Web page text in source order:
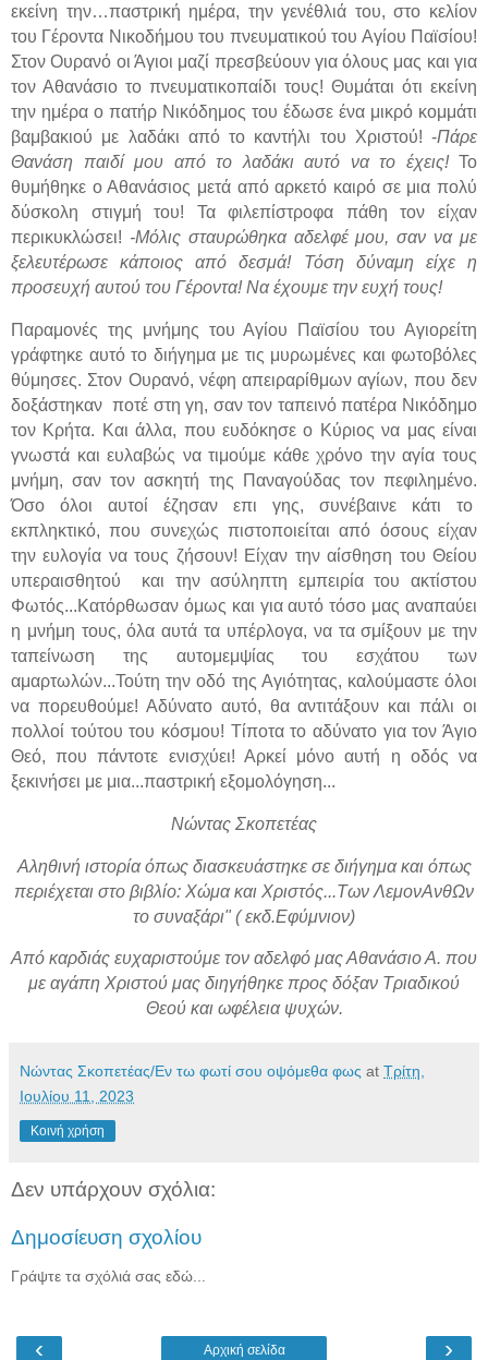
εκείνη την…παστρική ημέρα, την γενέθλιά του, στο κελίον
του Γέροντα Νικοδήμου του πνευματικού του Αγίου Παϊσίου!
Στον Ουρανό οι Άγιοι μαζί πρεσβεύουν για όλους μας και για
τον Αθανάσιο το πνευματικοπαίδι τους! Θυμάται ότι εκείνη
την ημέρα ο πατήρ Νικόδημος του έδωσε ένα μικρό κομμάτι
βαμβακιού με λαδάκι από το καντήλι του Χριστού! -Πάρε
Θανάση παιδί μου από το λαδάκι αυτό να το έχεις! Το
θυμήθηκε ο Αθανάσιος μετά από αρκετό καιρό σε μια πολύ
δύσκολη στιγμή του! Τα φιλεπίστροφα πάθη τον είχαν
περικυκλώσει! -Μόλις σταυρώθηκα αδελφέ μου, σαν να με
ξελευτέρωσε κάποιος από δεσμά! Τόση δύναμη είχε η
προσευχή αυτού του Γέροντα! Να έχουμε την ευχή τους!
Παραμονές της μνήμης του Αγίου Παϊσίου του Αγιορείτη
γράφτηκε αυτό το διήγημα με τις μυρωμένες και φωτοβόλες
θύμησες. Στον Ουρανό, νέφη απειραρίθμων αγίων, που δεν
δοξάστηκαν ποτέ στη γη, σαν τον ταπεινό πατέρα Νικόδημο
τον Κρήτα. Και άλλα, που ευδόκησε ο Κύριος να μας είναι
γνωστά και ευλαβώς να τιμούμε κάθε χρόνο την αγία τους
μνήμη, σαν τον ασκητή της Παναγούδας τον πεφιλημένο.
Όσο όλοι αυτοί έζησαν επι γης, συνέβαινε κάτι το
εκπληκτικό, που συνεχώς πιστοποιείται από όσους είχαν
την ευλογία να τους ζήσουν! Είχαν την αίσθηση του Θείου
υπεραισθητού και την ασύληπτη εμπειρία του ακτίστου
Φωτός...Κατόρθωσαν όμως και για αυτό τόσο μας αναπαύει
η μνήμη τους, όλα αυτά τα υπέρλογα, να τα σμίξουν με την
ταπείνωση της αυτομεμψίας του εσχάτου των
αμαρτωλών...Τούτη την οδό της Αγιότητας, καλούμαστε όλοι
να πορευθούμε! Αδύνατο αυτό, θα αντιτάξουν και πάλι οι
πολλοί τούτου του κόσμου! Τίποτα το αδύνατο για τον Άγιο
Θεό, που πάντοτε ενισχύει! Αρκεί μόνο αυτή η οδός να
ξεκινήσει με μια...παστρική εξομολόγηση...
Νώντας Σκοπετέας
Αληθινή ιστορία όπως διασκευάστηκε σε διήγημα και όπως
περιέχεται στο βιβλίο: Χώμα και Χριστός...Των ΛεμονΑνθΩν
το συναξάρι" ( εκδ.Εφύμνιον)
Από καρδιάς ευχαριστούμε τον αδελφό μας Αθανάσιο Α. που
με αγάπη Χριστού μας διηγήθηκε προς δόξαν Τριαδικού
Θεού και ωφέλεια ψυχών.
Νώντας Σκοπετέας/Εν τω φωτί σου οψόμεθα φως at Τρίτη,
Ιουλίου 11, 2023
Κοινή χρήση
Δεν υπάρχουν σχόλια:
Δημοσίευση σχολίου
Γράψτε τα σχόλιά σας εδώ...
‹ ›
Αρχική σελίδα